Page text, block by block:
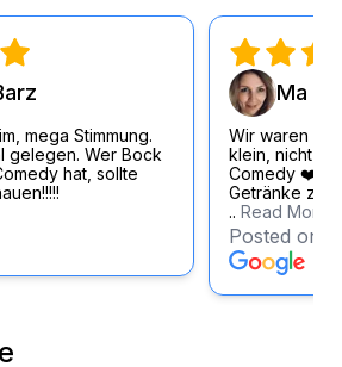
mega Stimmung.
gelegen. Wer Bock
hat, sollte
Ma Si
Wir waren
klein, nicht zu
Comedy ❤️
Getränke
.. Read More
Posted on